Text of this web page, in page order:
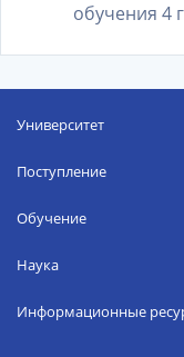
обучения 4
Университет
Поступление
Обучение
Наука
Информационные